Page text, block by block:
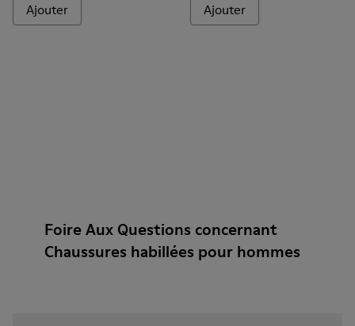
Ajouter Ajouter
Foire Aux Questions concernant
Chaussures habillées pour hommes